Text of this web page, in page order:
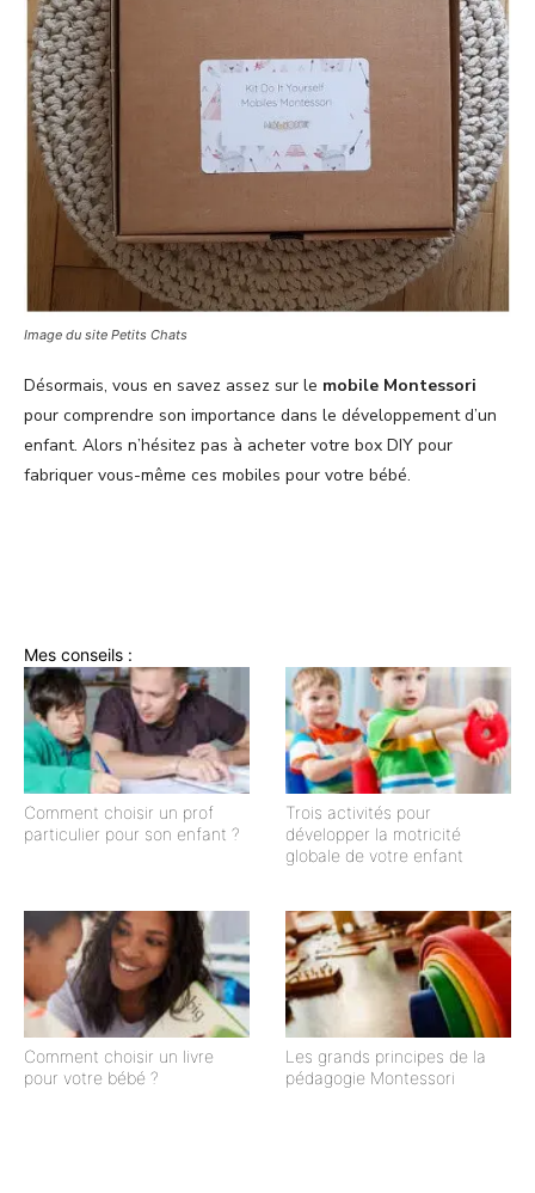
Image du site Petits Chats
Désormais, vous en savez assez sur le mobile Montessori
pour comprendre son importance dans le développement d’un
enfant. Alors n’hésitez pas à acheter votre box DIY pour
fabriquer vous-même ces mobiles pour votre bébé.
Mes conseils :
Comment choisir un prof
particulier pour son enfant ?
Trois activités pour
développer la motricité
globale de votre enfant
Comment choisir un livre
pour votre bébé ?
Les grands principes de la
pédagogie Montessori